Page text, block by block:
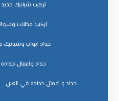
تركيب شبابيك
تركيب مظلات
حداد ابواب
حداد واعمال
حداد و اعمال حداده في العين